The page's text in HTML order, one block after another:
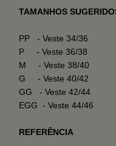
TAMANHOS
PP - Veste 34/36
P - Veste 36/38
M - Veste 38/40
G - Veste 40/42
GG - Veste 42/44
EGG - Veste 44/46
REFERÊNCIA